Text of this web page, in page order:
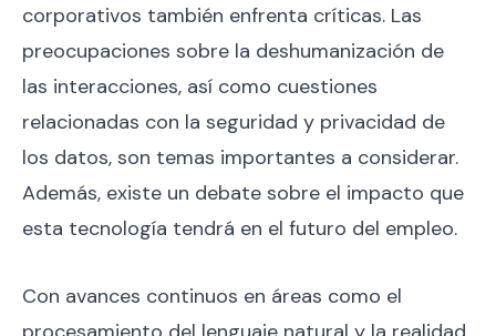
corporativos también enfrenta críticas. Las
preocupaciones sobre la deshumanización de
las interacciones, así como cuestiones
relacionadas con la seguridad y privacidad de
los datos, son temas importantes a considerar.
Además, existe un debate sobre el impacto que
esta tecnología tendrá en el futuro del empleo.
Con avances continuos en áreas como el